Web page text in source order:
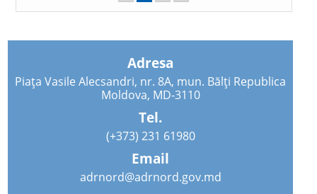
Adresa
Piața Vasile Alecsandri, nr. 8A, mun. Bălți Republica
Moldova, MD-3110
Tel.
(+373) 231 61980
Email
adrnord@adrnord.gov.md